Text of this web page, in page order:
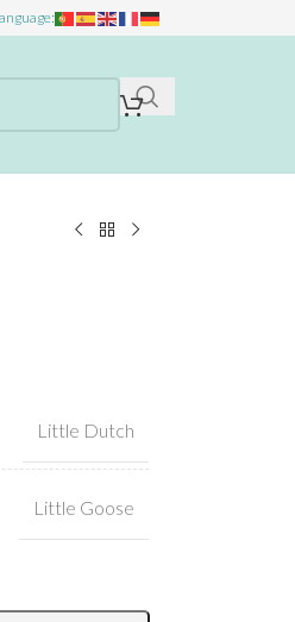
Little Dutch
Little Goose